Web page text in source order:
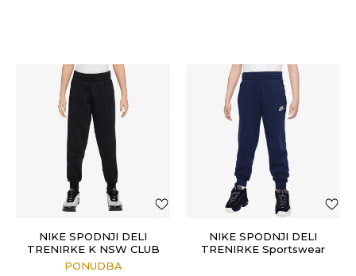
NIKE SPODNJI DELI
TRENIRKE K NSW CLUB
FLC JGGR JDI HBR
PONUDBA
NIKE SPODNJI DELI
TRENIRKE Sportswear